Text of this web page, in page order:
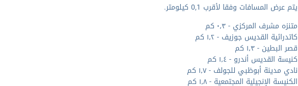
يتم عرض المسافات وفقا لأقرب 0,1 كيلومتر.
متنزه مشرف المركزي - ٠٫٣ كم
كاتدرائية القديس جوزيف - ١٫٢ كم
قصر البطين - ١٫٣ كم
كنيسة القديس أندرو - ١٫٤ كم
نادي مدينة أبوظبي للجولف - ١٫٧ كم
الكنيسة الإنجيلية المجتمعية - ١٫٨ كم